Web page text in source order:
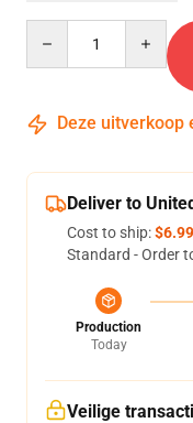
Deze uitverkoop
Deliver to
Cost to ship:$6.99
Standard - Order
Production
Today
Veilige